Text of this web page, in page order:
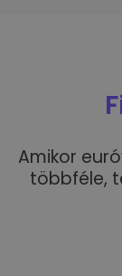
Amikor
többféle,